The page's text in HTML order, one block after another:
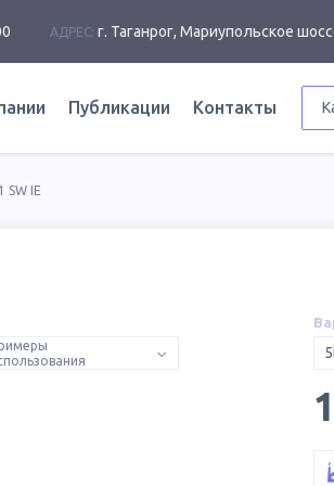
АДРЕС: г. Таганрог, Мариупольское
Публикации Контакты
SW IE